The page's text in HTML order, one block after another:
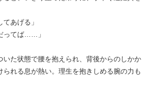
てあげる」
ってば……」
た状態で腰を抱えられ、背後からのしかか
られる息が熱い。理生を抱きしめる腕の力も